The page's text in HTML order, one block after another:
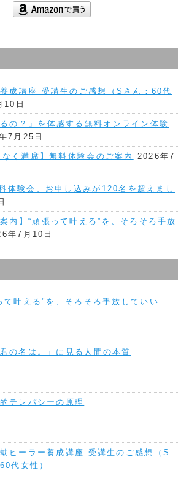
成講座 受講生のご感想（Sさん：60代
10日
の？」を体感する無料オンライン体験
7月25日
く満席】無料体験会のご案内
2026年7
体験会、お申し込みが120名を超えまし
内】“頑張って叶える”を、そろそろ手放
年7月10日
て叶える"を、そろそろ手放していい
の名は。」に見る人間の本質
テレパシーの原理
ヒーラー養成講座 受講生のご感想（S
代女性）